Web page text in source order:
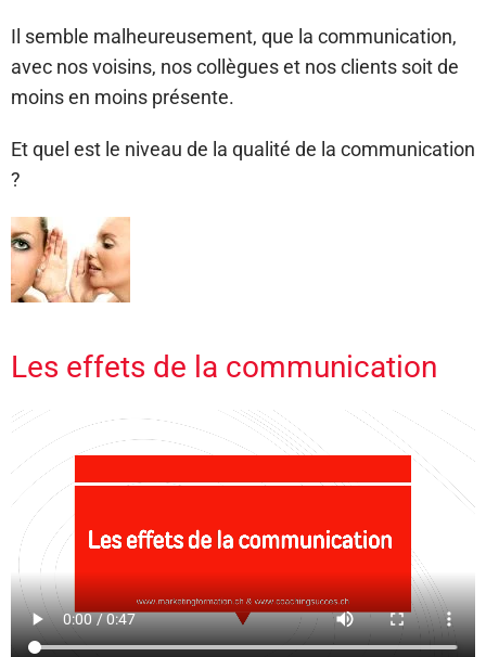
Il semble malheureusement, que la communication,
avec nos voisins, nos collègues et nos clients soit de
moins en moins présente.
Et quel est le niveau de la qualité de la communication
?
Les effets de la communication